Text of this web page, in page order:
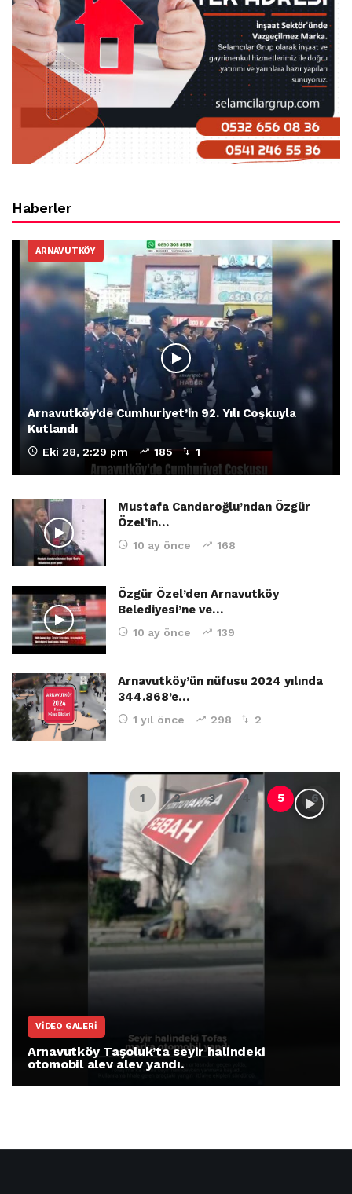
Haberler
ARNAVUTKÖY
Arnavutköy’de Cumhuriyet’in 92. Yılı Coşkuyla
Kutlandı
Eki 28, 2:29 pm 185 1
Mustafa Candaroğlu’ndan Özgür
Özel’in…
10 ay önce 168
Özgür Özel’den Arnavutköy
Belediyesi’ne ve…
10 ay önce 139
Arnavutköy’ün nüfusu 2024 yılında
344.868’e…
1 yıl önce 298 2
VIDEO GALERI
Arnavutköy Taşoluk’ta seyir halindeki
otomobil alev alev yandı.